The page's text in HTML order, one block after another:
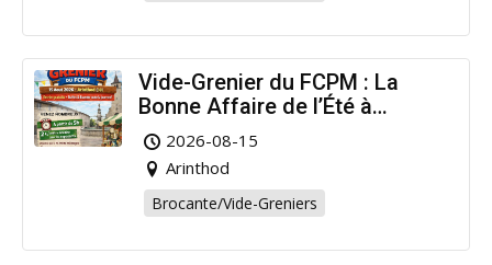
Vide-Grenier du FCPM : La
Bonne Affaire de l’Été à
Arinthod !
2026-08-15
Arinthod
Brocante/Vide-Greniers